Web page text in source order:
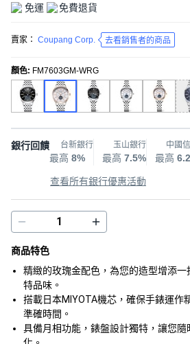
免運
免費退貨
賣家： Coupang Corp. 去看銷售者的商品
顏色: FM7603GM-WRG
銀行回饋 台新銀行
最高 8%
玉山銀行
最高 7.5%
中國
最高
查看所有銀行優惠活動
商品特色
精緻的玫瑰金配色，為您的造型增添
特品味。
搭載日本MIYOTA機芯，確保手錶運作
準確時間。
具備月相功能，錶盤設計獨特，讓您